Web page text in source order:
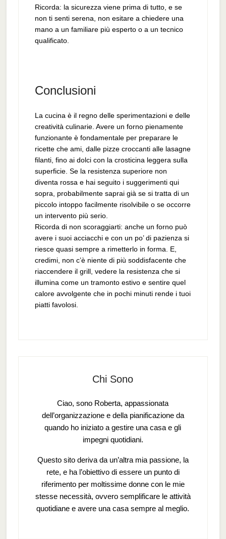
Ricorda: la sicurezza viene prima di tutto, e se
non ti senti serena, non esitare a chiedere una
mano a un familiare più esperto o a un tecnico
qualificato.
Conclusioni
La cucina è il regno delle sperimentazioni e delle
creatività culinarie. Avere un forno pienamente
funzionante è fondamentale per preparare le
ricette che ami, dalle pizze croccanti alle lasagne
filanti, fino ai dolci con la crosticina leggera sulla
superficie. Se la resistenza superiore non
diventa rossa e hai seguito i suggerimenti qui
sopra, probabilmente saprai già se si tratta di un
piccolo intoppo facilmente risolvibile o se occorre
un intervento più serio.
Ricorda di non scoraggiarti: anche un forno può
avere i suoi acciacchi e con un po’ di pazienza si
riesce quasi sempre a rimetterlo in forma. E,
credimi, non c’è niente di più soddisfacente che
riaccendere il grill, vedere la resistenza che si
illumina come un tramonto estivo e sentire quel
calore avvolgente che in pochi minuti rende i tuoi
piatti favolosi.
Chi Sono
Ciao, sono Roberta, appassionata
dell’organizzazione e della pianificazione da
quando ho iniziato a gestire una casa e gli
impegni quotidiani.
Questo sito deriva da un’altra mia passione, la
rete, e ha l’obiettivo di essere un punto di
riferimento per moltissime donne con le mie
stesse necessità, ovvero semplificare le attività
quotidiane e avere una casa sempre al meglio.